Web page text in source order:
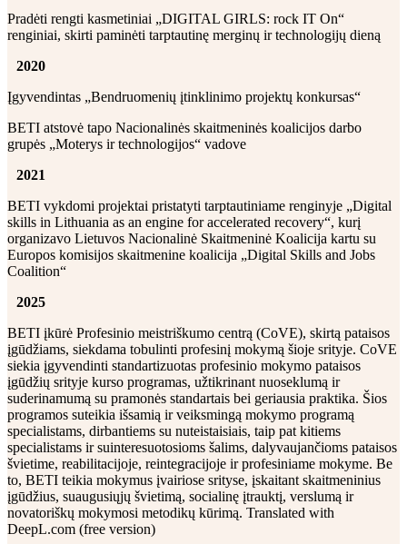
Pradėti rengti kasmetiniai „DIGITAL GIRLS: rock IT On“
renginiai, skirti paminėti tarptautinę merginų ir technologijų dieną
2020
Įgyvendintas „Bendruomenių įtinklinimo projektų konkursas“
BETI atstovė tapo Nacionalinės skaitmeninės koalicijos darbo
grupės „Moterys ir technologijos“ vadove
2021
BETI vykdomi projektai pristatyti tarptautiniame renginyje „Digital
skills in Lithuania as an engine for accelerated recovery“, kurį
organizavo Lietuvos Nacionalinė Skaitmeninė Koalicija kartu su
Europos komisijos skaitmenine koalicija „Digital Skills and Jobs
Coalition“
2025
BETI įkūrė Profesinio meistriškumo centrą (CoVE), skirtą pataisos
įgūdžiams, siekdama tobulinti profesinį mokymą šioje srityje. CoVE
siekia įgyvendinti standartizuotas profesinio mokymo pataisos
įgūdžių srityje kurso programas, užtikrinant nuoseklumą ir
suderinamumą su pramonės standartais bei geriausia praktika. Šios
programos suteikia išsamią ir veiksmingą mokymo programą
specialistams, dirbantiems su nuteistaisiais, taip pat kitiems
specialistams ir suinteresuotosioms šalims, dalyvaujančioms pataisos
švietime, reabilitacijoje, reintegracijoje ir profesiniame mokyme. Be
to, BETI teikia mokymus įvairiose srityse, įskaitant skaitmeninius
įgūdžius, suaugusiųjų švietimą, socialinę įtrauktį, verslumą ir
novatoriškų mokymosi metodikų kūrimą. Translated with
DeepL.com (free version)